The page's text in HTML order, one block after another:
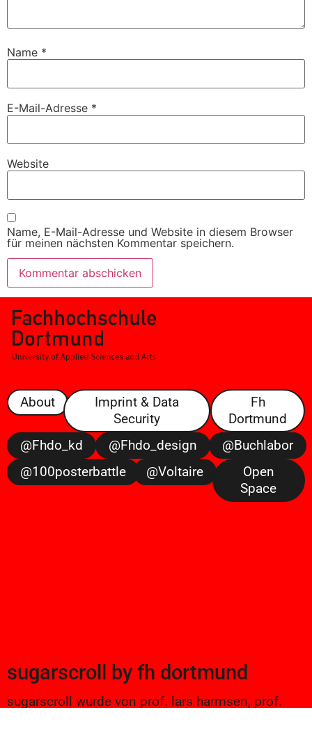
Name *
E-Mail-Adresse *
Website
Name, E-Mail-Adresse und Website in diesem Browser
für meinen nächsten Kommentar speichern.
About
Imprint & Data
Security
Fh
Dortmund
@fhdo_kd
@fhdo_design
@buchlabor
@100posterbattle
@voltaire
Open
Space
sugarscroll by fh dortmund
sugarscroll wurde von prof. lars harmsen, prof.